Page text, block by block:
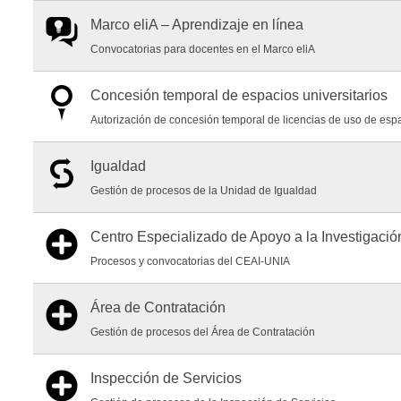
Marco eliA – Aprendizaje en línea
Convocatorias para docentes en el Marco eliA
Concesión temporal de espacios universitarios
Autorización de concesión temporal de licencias de uso de
Igualdad
Gestión de procesos de la Unidad de Igualdad
Centro Especializado de Apoyo a la
Procesos y convocatorias del CEAI-UNIA
Área de Contratación
Gestión de procesos del Área de Contratación
Inspección de Servicios